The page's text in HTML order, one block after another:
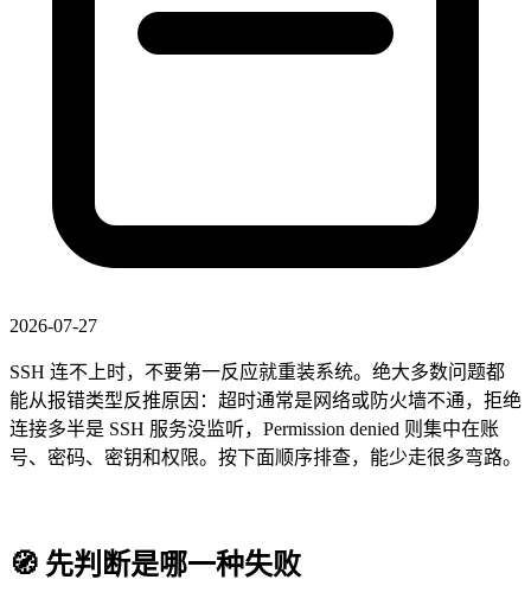
2026-07-27
SSH 连不上时，不要第一反应就重装系统。绝大多数问题都
能从报错类型反推原因：超时通常是网络或防火墙不通，拒绝
连接多半是 SSH 服务没监听，Permission denied 则集中在账
号、密码、密钥和权限。按下面顺序排查，能少走很多弯路。
🧭 先判断是哪一种失败